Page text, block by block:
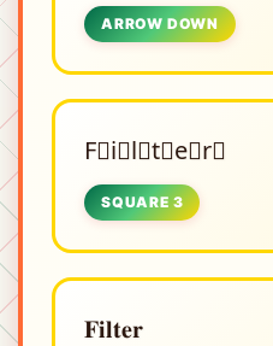
ARROW DOWN
F⃣i⃣l⃣t⃣e⃣r⃣
SQUARE 3
𝐅𝐢𝐥𝐭𝐞𝐫